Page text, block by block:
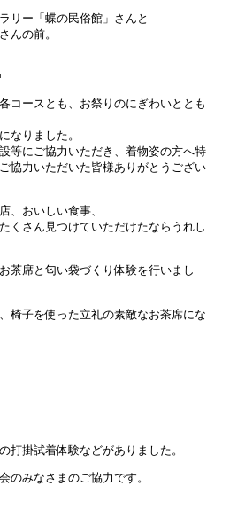
リー「蝶の民俗館」さんと
んの前。
コースとも、お祭りのにぎわいととも
なりました。
等にご協力いただき、着物姿の方へ特
協力いただいた皆様ありがとうござい
、おいしい食事、
くさん見つけていただけたならうれし
茶席と匂い袋づくり体験を行いまし
椅子を使った立礼の素敵なお茶席にな
打掛試着体験などがありました。
のみなさまのご協力です。